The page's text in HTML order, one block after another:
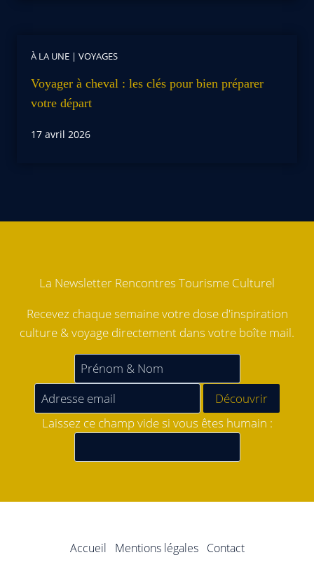
À LA UNE | VOYAGES
Voyager à cheval : les clés pour bien préparer
votre départ
17 avril 2026
La Newsletter Rencontres Tourisme Culturel
Recevez chaque semaine votre dose d'inspiration
culture & voyage directement dans votre boîte mail.
Laissez ce champ vide si vous êtes humain :
Accueil Mentions légales Contact